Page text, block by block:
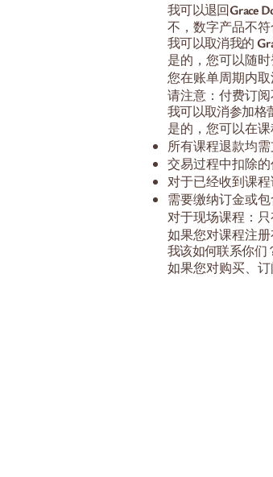
我可以退回Grace
不，数字产品不符
我可以取消我的
是的，您可以随时
您在账单周期内
请注意：付费订阅
我可以取消参加格
是的，您可以在
所有课程退款均需
交易过程中扣除
对于已经收到课
需要缴纳订金或
对于现场课程：
如果您对课程注册
我该如何联系你们
如果您对购买、